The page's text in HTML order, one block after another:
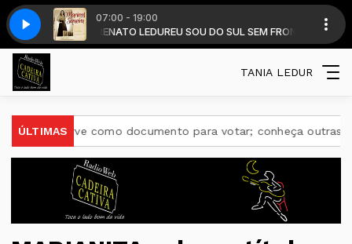
07:00 - 19:00
DALMIR RENATO LEDUREU SOU DO SUL SEM FRONTEIRA com DALMIR
Viva Marines Siqueira - Tapera Viva
TANIA LEDUR
ÚLTIMAS
como documento para votar; conheça outras funções